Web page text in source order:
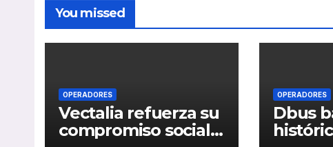
You missed
OPERADORES
Vectalia refuerza su
compromiso social y
OPERADORES
Dbus